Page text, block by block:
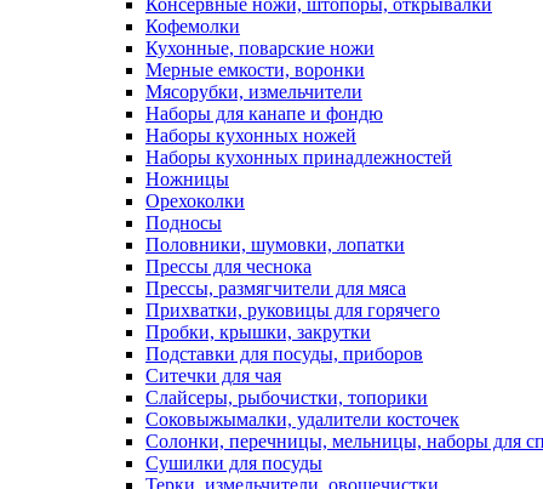
Консервные ножи, штопоры, открывалки
Кофемолки
Кухонные, поварские ножи
Мерные емкости, воронки
Мясорубки, измельчители
Наборы для канапе и фондю
Наборы кухонных ножей
Наборы кухонных принадлежностей
Ножницы
Орехоколки
Подносы
Половники, шумовки, лопатки
Прессы для чеснока
Прессы, размягчители для мяса
Прихватки, руковицы для горячего
Пробки, крышки, закрутки
Подставки для посуды, приборов
Ситечки для чая
Слайсеры, рыбочистки, топорики
Соковыжымалки, удалители косточек
Солонки, перечницы, мельницы, наборы для
Сушилки для посуды
Терки, измельчители, овощечистки